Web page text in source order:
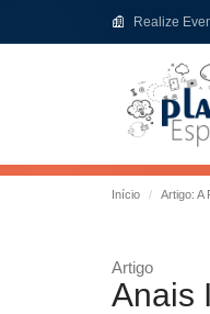
Realize
Início Artigo: A
Artigo
Anais